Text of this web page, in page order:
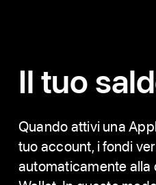
Il tuo
Quando attivi una
tuo account, i fondi
automaticamente alla